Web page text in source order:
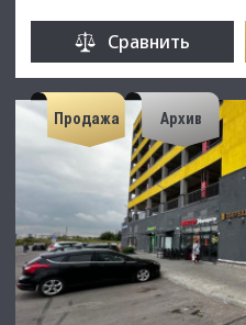
Сравнить
Продажа Архив